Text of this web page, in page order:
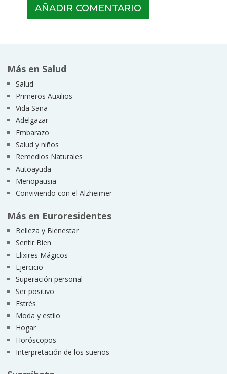
Más en Salud
Salud
Primeros Auxilios
Vida Sana
Adelgazar
Embarazo
Salud y niños
Remedios Naturales
Autoayuda
Menopausia
Conviviendo con el Alzheimer
Más en Euroresidentes
Belleza y Bienestar
Sentir Bien
Elixires Mágicos
Ejercicio
Superación personal
Ser positivo
Estrés
Moda y estilo
Hogar
Horóscopos
Interpretación de los sueños